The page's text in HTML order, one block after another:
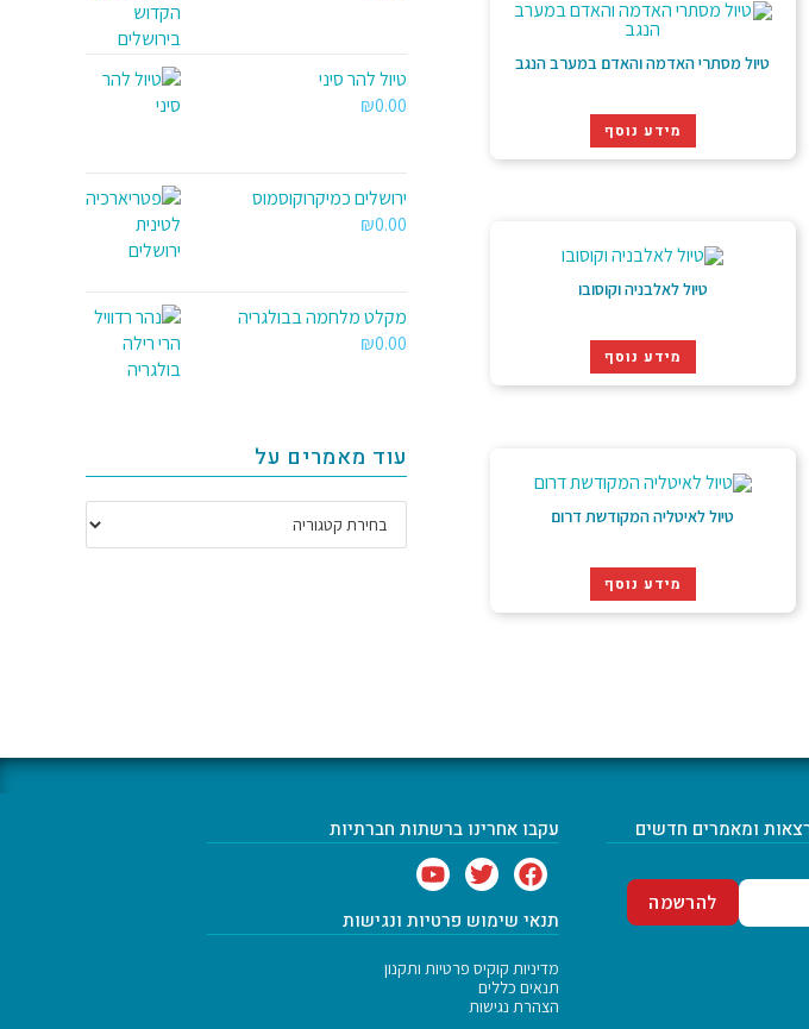
טיול מסתרי האדמה והאדם במערב הנגב
מידע נוסף
טיול לאלבניה וקוסובו
מידע נוסף
טיול לאיטליה המקודשת דרום
מידע נוסף
טיול להר סיני
₪0.00
ירושלים כמיקרוקוסמוס
₪0.00
מקלט מלחמה בבולגריה
₪0.00
עוד מאמרים על
ומאמרים חדשים עקבו אחרינו ברשתות חברתיות
תנאי שימוש פרטיות ונגישות
מדיניות קוקיס פרטיות ותקנון
תנאים כללים
הצהרת נגישות